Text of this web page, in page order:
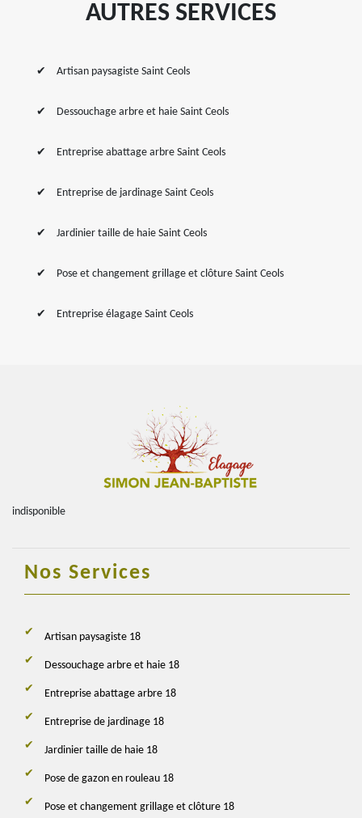
AUTRES SERVICES
Artisan paysagiste Saint Ceols
Dessouchage arbre et haie Saint Ceols
Entreprise abattage arbre Saint Ceols
Entreprise de jardinage Saint Ceols
Jardinier taille de haie Saint Ceols
Pose et changement grillage et clôture Saint Ceols
Entreprise élagage Saint Ceols
indisponible
Nos Services
Artisan paysagiste 18
Dessouchage arbre et haie 18
Entreprise abattage arbre 18
Entreprise de jardinage 18
Jardinier taille de haie 18
Pose de gazon en rouleau 18
Pose et changement grillage et clôture 18